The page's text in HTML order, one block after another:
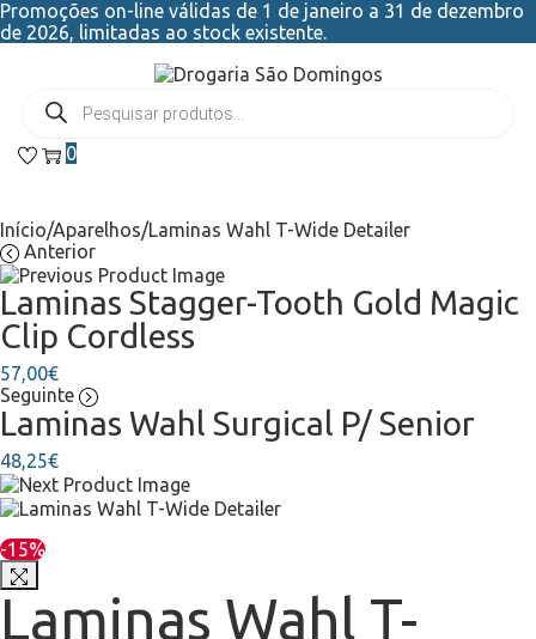
Promoções on-line válidas de 1 de janeiro a 31 de dezembro
de 2026, limitadas ao stock existente.
0
Início/Aparelhos/Laminas Wahl T-Wide Detailer
Anterior
Laminas Stagger-Tooth Gold Magic
Clip Cordless
57,00€
Seguinte
Laminas Wahl Surgical P/ Senior
48,25€
-15%
Laminas Wahl T-